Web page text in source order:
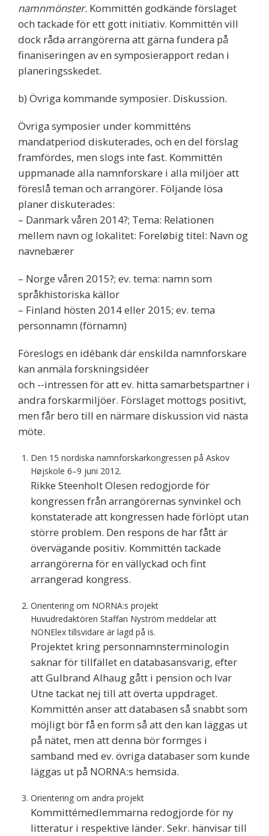
namnmönster. Kommittén godkände förslaget
och tackade för ett gott initiativ. Kommittén vill
dock råda arrangörerna att gärna fundera på
finaniseringen av en symposierapport redan i
planeringsskedet.
b) Övriga kommande symposier. Diskussion.
Övriga symposier under kommitténs
mandatperiod diskuterades, och en del förslag
framfördes, men slogs inte fast. Kommittén
uppmanade alla namnforskare i alla miljöer att
föreslå teman och arrangörer. Följande lösa
planer diskuterades:
– Danmark våren 2014?; Tema: Relationen
mellem navn og lokalitet: Foreløbig titel: Navn og
navnebærer
– Norge våren 2015?; ev. tema: namn som
språkhistoriska källor
– Finland hösten 2014 eller 2015; ev. tema
personnamn (förnamn)
Föreslogs en idébank där enskilda namnforskare
kan anmäla forskningsidéer
och -­‐intressen för att ev. hitta samarbetspartner i
andra forskarmiljöer. Förslaget mottogs positivt,
men får bero till en närmare diskussion vid nästa
möte.
Den 15 nordiska namnforskarkongressen på Askov
Højskole 6–9 juni 2012.
Rikke Steenholt Olesen redogjorde för
kongressen från arrangörernas synvinkel och
konstaterade att kongressen hade förlöpt utan
större problem. Den respons de har fått är
övervägande positiv. Kommittén tackade
arrangörerna för en vällyckad och fint
arrangerad kongress.
Orientering om NORNA:s projekt
Huvudredaktören Staffan Nyström meddelar att
NONElex tillsvidare är lagd på is.
Projektet kring personnamnsterminologin
saknar för tillfället en databasansvarig, efter
att Gulbrand Alhaug gått i pension och Ivar
Utne tackat nej till att överta uppdraget.
Kommittén anser att databasen så snabbt som
möjligt bör få en form så att den kan läggas ut
på nätet, men att denna bör formges i
samband med ev. övriga databaser som kunde
läggas ut på NORNA:s hemsida.
Orientering om andra projekt
Kommittémedlemmarna redogjorde för ny
litteratur i respektive länder. Sekr. hänvisar till